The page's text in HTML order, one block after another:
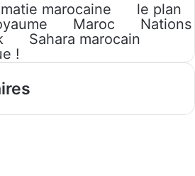
marocaine
le plan
Maroc
Nations
Sahara marocain
!